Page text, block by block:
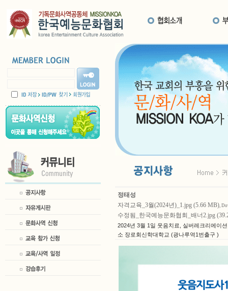
정태성
자격교육_3월(2024년)_1.jpg (5.66 MB),
수정됨_한국예능문화협회_배너2.jpg
2024년 3월 1일 웃음치료, 실버레크리에이
소 장로회신학대학교 (광나루역1번출구 )